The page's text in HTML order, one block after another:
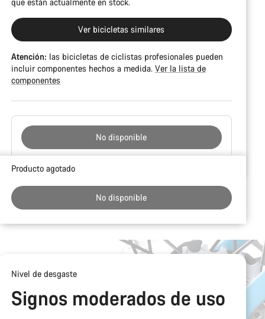
Ver bicicletas similares
Atención: las bicicletas de ciclistas profesionales pueden
incluir componentes hechos a medida. Ver la lista de
componentes
No disponible
Motivos
compra
Producto agotado
No disponible
Nivel de desgaste
Signos moderados de uso